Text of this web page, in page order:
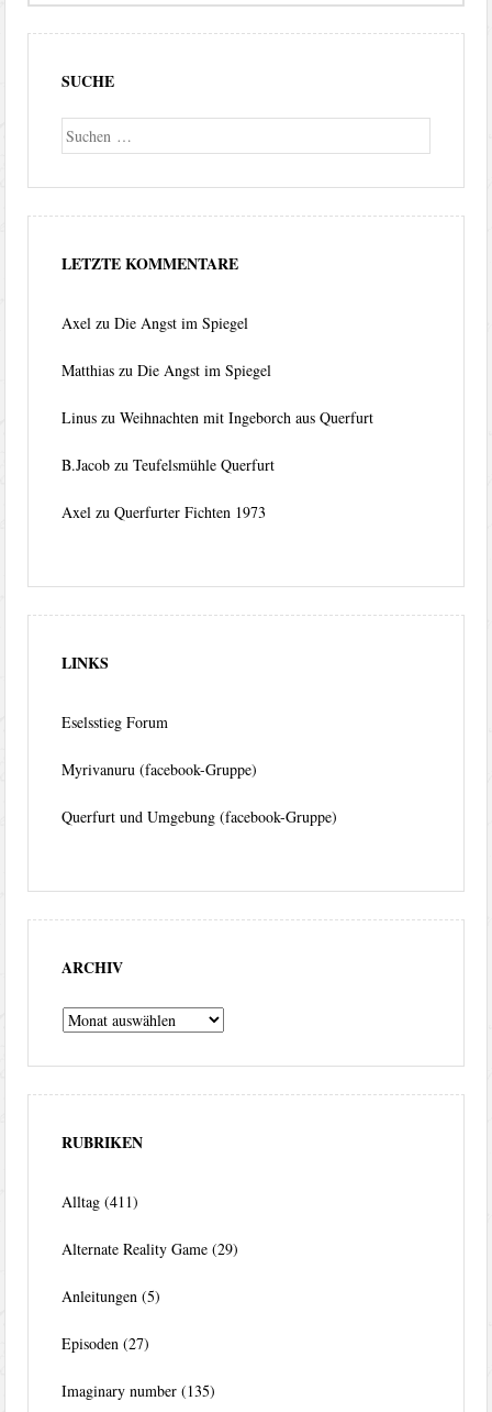
SUCHE
Suche
LETZTE KOMMENTARE
Axel zuDie Angst im Spiegel
Matthias zuDie Angst im Spiegel
Linus zuWeihnachten mit Ingeborch aus Querfurt
B.Jacob zuTeufelsmühle Querfurt
Axel zuQuerfurter Fichten 1973
LINKS
Eselsstieg Forum
Myrivanuru (facebook-Gruppe)
Querfurt und Umgebung (facebook-Gruppe)
ARCHIV
Archiv
RUBRIKEN
Alltag (411)
Alternate Reality Game (29)
Anleitungen (5)
Episoden (27)
Imaginary number (135)